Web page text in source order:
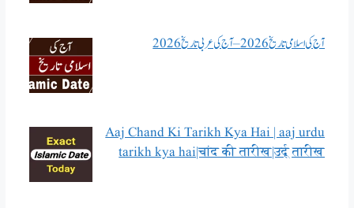
آج کی اسلامی تاریخ 2026 – آج کی عربی تاریخ 2026
Aaj Chand Ki Tarikh Kya Hai | aaj urdu
tarikh kya hai|चांद की तारीख|उर्दू तारीख